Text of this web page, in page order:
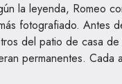
la leyenda, Romeo
fotografiado. Antes
del patio de casa
permanentes. Cada